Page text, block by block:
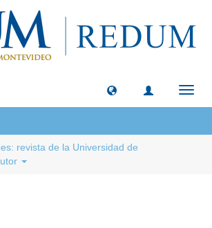
revista de la Universidad de